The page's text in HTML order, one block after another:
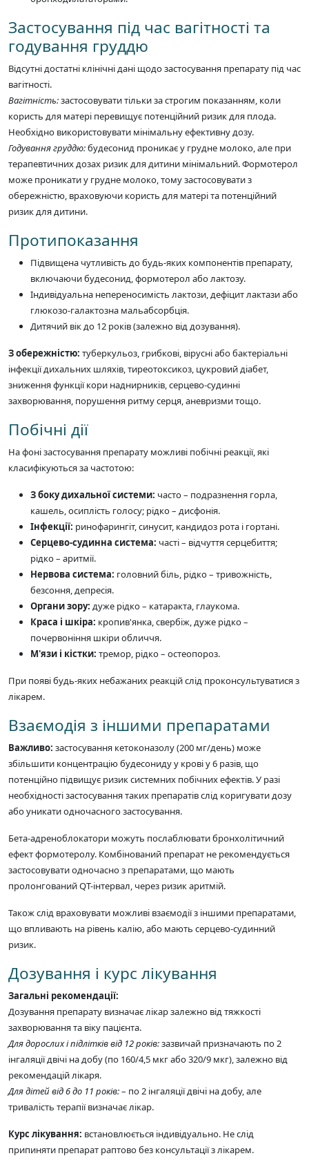
Застосування під час вагітності та
годування груддю
Відсутні достатні клінічні дані щодо застосування препарату під час
вагітності.
Вагітність:застосовувати тільки за строгим показанням, коли
користь для матері перевищує потенційний ризик для плода.
Необхідно використовувати мінімальну ефективну дозу.
Годування груддю:будесонид проникає у грудне молоко, але при
терапевтичних дозах ризик для дитини мінімальний. Формотерол
може проникати у грудне молоко, тому застосовувати з
обережністю, враховуючи користь для матері та потенційний
ризик для дитини.
Протипоказання
Підвищена чутливість до будь-яких компонентів препарату,
включаючи будесонид, формотерол або лактозу.
Індивідуальна непереносимість лактози, дефіцит лактази або
глюкозо-галактозна мальабсорбція.
Дитячий вік до 12 років (залежно від дозування).
З обережністю: туберкульоз, грибкові, вірусні або бактеріальні
інфекції дихальних шляхів, тиреотоксикоз, цукровий діабет,
зниження функції кори наднирників, серцево-судинні
захворювання, порушення ритму серця, аневризми тощо.
Побічні дії
На фоні застосування препарату можливі побічні реакції, які
класифікуються за частотою:
З боку дихальної системи: часто – подразнення горла,
кашель, осиплість голосу; рідко – дисфонія.
Інфекції: ринофарингіт, синусит, кандидоз рота і гортані.
Серцево-судинна система: часті – відчуття серцебиття;
рідко – аритмії.
Нервова система: головний біль, рідко – тривожність,
безсоння, депресія.
Органи зору: дуже рідко – катаракта, глаукома.
Краса і шкіра: кропив'янка, свербіж, дуже рідко –
почервоніння шкіри обличчя.
М'язи і кістки: тремор, рідко – остеопороз.
При появі будь-яких небажаних реакцій слід проконсультуватися з
лікарем.
Взаємодія з іншими препаратами
Важливо: застосування кетоконазолу (200 мг/день) може
збільшити концентрацію будесониду у крові у 6 разів, що
потенційно підвищує ризик системних побічних ефектів. У разі
необхідності застосування таких препаратів слід коригувати дозу
або уникати одночасного застосування.
Бета-адреноблокатори можуть послаблювати бронхолітичний
ефект формотеролу. Комбінований препарат не рекомендується
застосовувати одночасно з препаратами, що мають
пролонгований QT-інтервал, через ризик аритмій.
Також слід враховувати можливі взаємодії з іншими препаратами,
що впливають на рівень калію, або мають серцево-судинний
ризик.
Дозування і курс лікування
Загальні рекомендації:
Дозування препарату визначає лікар залежно від тяжкості
захворювання та віку пацієнта.
Для дорослих і підлітків від 12 років:зазвичай призначають по 2
інгаляції двічі на добу (по 160/4,5 мкг або 320/9 мкг), залежно від
рекомендацій лікаря.
Для дітей від 6 до 11 років:– по 2 інгаляції двічі на добу, але
тривалість терапії визначає лікар.
Курс лікування: встановлюється індивідуально. Не слід
припиняти препарат раптово без консультації з лікарем.